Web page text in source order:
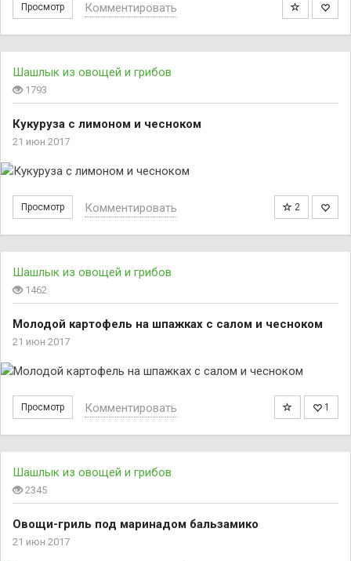
Просмотр Комментировать
Шашлык из овощей и грибов
1793
Кукуруза с лимоном и чесноком
21 июн 2017
Просмотр 2
Комментировать
Шашлык из овощей и грибов
1462
Молодой картофель на шпажках с салом и чесноком
21 июн 2017
Просмотр 1
Комментировать
Шашлык из овощей и грибов
2345
Овощи-гриль под маринадом бальзамико
21 июн 2017